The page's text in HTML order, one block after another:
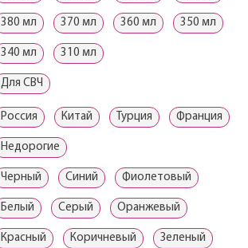
380 мл 370 мл 360 мл 350 мл
340 мл 310 мл
Для СВЧ
Россия Китай Турция Франция
Недорогие
Черный Синий Фиолетовый
Белый Серый Оранжевый
Красный Коричневый Зеленый